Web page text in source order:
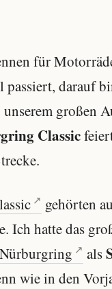
für
darauf
großen
Classic
gehörten
Ich hatte das
als
wie in den